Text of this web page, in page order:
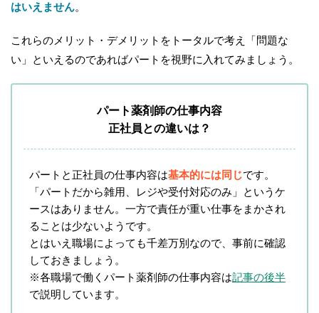
はいえません。
これらのメリット・デメリットをトータルで考え「問題な
い」といえるのであればパートを視野に入れてみましょう。
パート薬剤師の仕事内容
正社員との違いは？
パートと正社員の仕事内容は基本的には同じです。
「パートだから雑用、レジや受付対応のみ」というケ
ースはありません。一方で責任が重い仕事をまかされ
ることは少ないようです。
とはいえ職場によっても千差万別なので、事前に確認
しておきましょう。
※各職場で働くパート薬剤師の仕事内容は記事の後半
で説明しています。